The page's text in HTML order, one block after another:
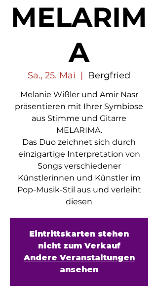
MELARIM
A
Sa., 25. Mai
  |
Bergfried
Melanie Wißler und Amir Nasr
präsentieren mit Ihrer Symbiose
aus Stimme und Gitarre
MELARIMA.
Das Duo zeichnet sich durch
einzigartige Interpretation von
Songs verschiedener
Künstlerinnen und Künstler im
Pop-Musik-Stil aus und verleiht
diesen
Eintrittskarten stehen
nicht zum Verkauf
Andere Veranstaltungen
ansehen